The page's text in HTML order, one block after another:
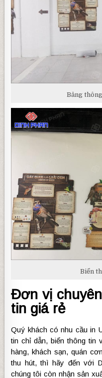
Bảng
Biển
Đơn vị
tin giá rẻ
Quý khách có nhu cầu in
tin chỉ dẫn, biển thông tin
hàng, khách sạn, quán
thu hút, thì hãy đến với
chúng tôi còn nhận sản